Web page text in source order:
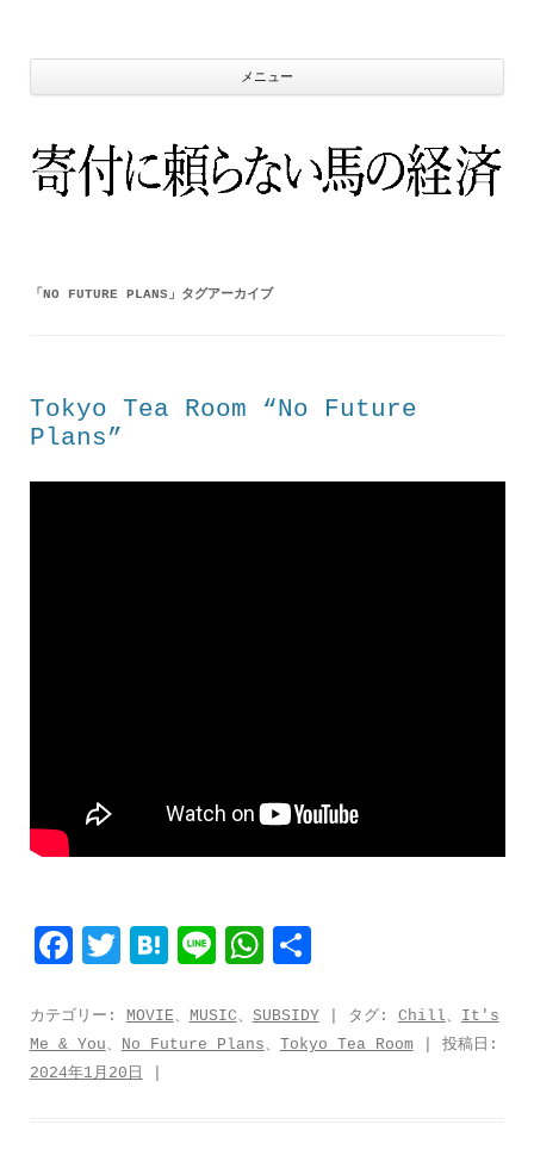
ン
へ
プ
メニュー
「 NO FUTURE PLANS 」タグアーカイブ
Tokyo Tea Room “No Future
Plans”
F
c
e
T
i
t
H
t
e
L
n
e
W
a
t
共
カテゴリー: MOVIE、 MUSIC、 SUBSIDY| タグ: Chill、 It's
Me & You、 No Future Plans、 Tokyo Tea Room | 投稿日:
2024年1月20日